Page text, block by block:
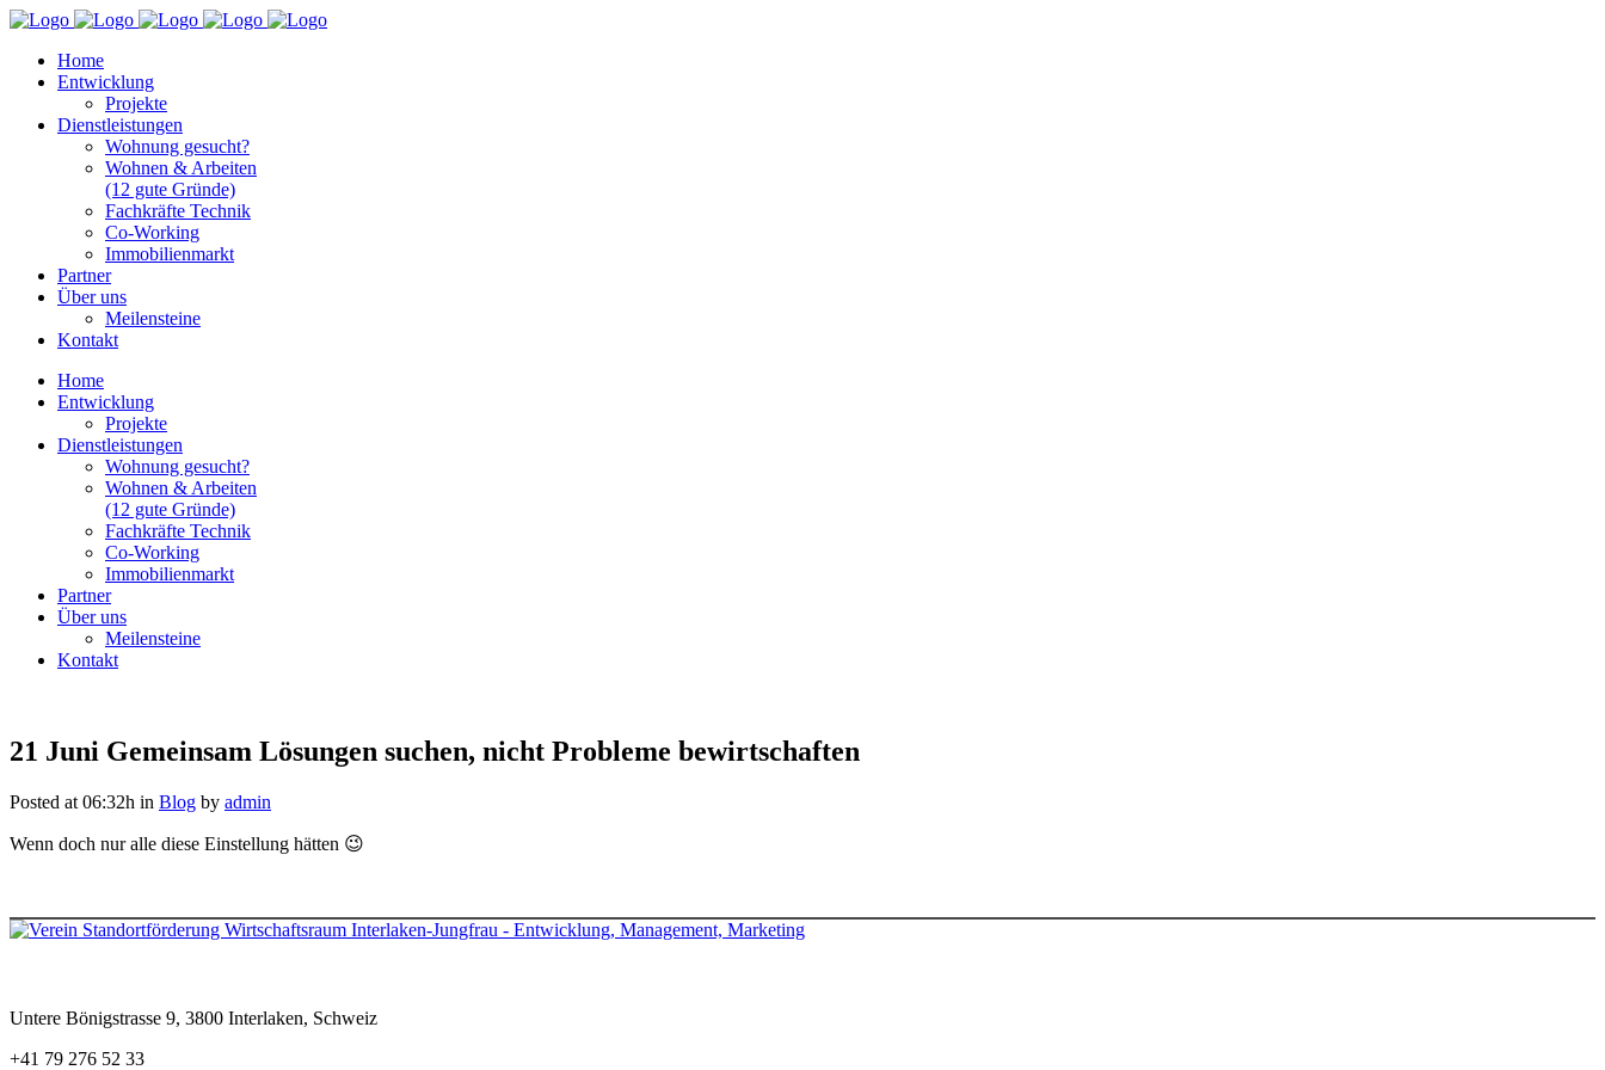
Home
Entwicklung
Projekte
Dienstleistungen
Wohnung gesucht?
Wohnen & Arbeiten
(12 gute Gründe)
Fachkräfte Technik
Co-Working
Immobilienmarkt
Partner
Über uns
Meilensteine
Kontakt
Home
Entwicklung
Projekte
Dienstleistungen
Wohnung gesucht?
Wohnen & Arbeiten
(12 gute Gründe)
Fachkräfte Technik
Co-Working
Immobilienmarkt
Partner
Über uns
Meilensteine
Kontakt
21 Juni Gemeinsam Lösungen suchen, nicht Probleme bewirtschaften
Posted at 06:32h in Blog by admin
Wenn doch nur alle diese Einstellung hätten 😉
Untere Bönigstrasse 9, 3800 Interlaken, Schweiz
+41 79 276 52 33